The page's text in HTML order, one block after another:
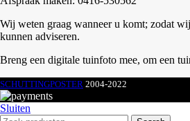
Wij weten graag wanneer u komt; zodat
kunnen adviseren.
Breng een digitale tuinfoto mee, om een
SCHUTTINGPOSTER 2004-2022
Sluiten